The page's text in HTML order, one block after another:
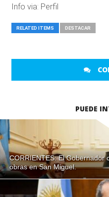
Info via: Perfil
RELATED ITEMS DESTACAR
PUEDE
CORRIENTES: El Gobernador
obras en San Miguel.